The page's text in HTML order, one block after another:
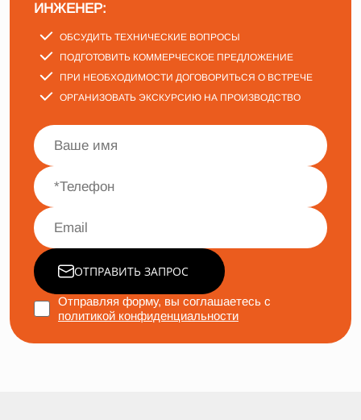
ИНЖЕНЕР:
ОБСУДИТЬ ТЕХНИЧЕСКИЕ ВОПРОСЫ
ПОДГОТОВИТЬ КОММЕРЧЕСКОЕ ПРЕДЛОЖЕНИЕ
ПРИ НЕОБХОДИМОСТИ ДОГОВОРИТЬСЯ О ВСТРЕЧЕ
ОРГАНИЗОВАТЬ ЭКСКУРСИЮ НА ПРОИЗВОДСТВО
ОТПРАВИТЬ ЗАПРОС
Отправляя форму, вы соглашаетесь с
политикой конфиденциальности